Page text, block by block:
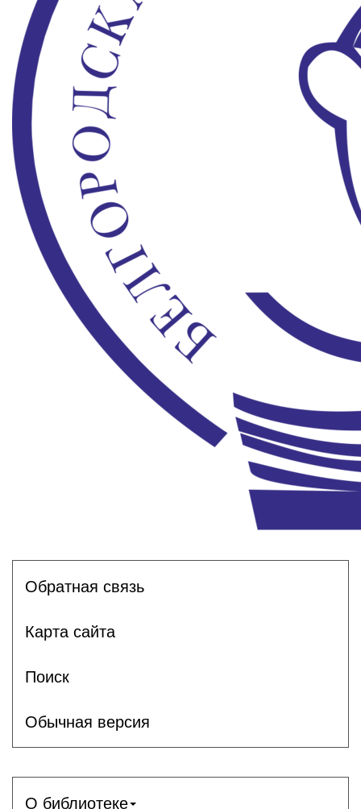
Обратная связь
Карта сайта
Поиск
Обычная версия
О библиотеке